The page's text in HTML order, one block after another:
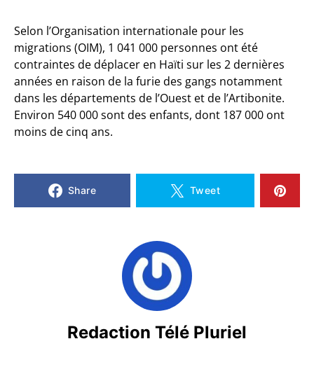
Selon l’Organisation internationale pour les
migrations (OIM), 1 041 000 personnes ont été
contraintes de déplacer en Haïti sur les 2 dernières
années en raison de la furie des gangs notamment
dans les départements de l’Ouest et de l’Artibonite.
Environ 540 000 sont des enfants, dont 187 000 ont
moins de cinq ans.
Share Tweet
Redaction Télé Pluriel